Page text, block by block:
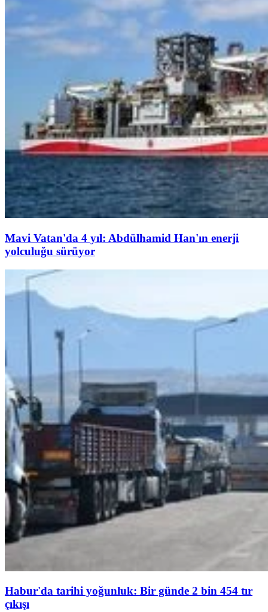
Mavi Vatan'da 4 yıl: Abdülhamid Han'ın enerji
yolculuğu sürüyor
Habur'da tarihi yoğunluk: Bir günde 2 bin 454 tır
çıkışı